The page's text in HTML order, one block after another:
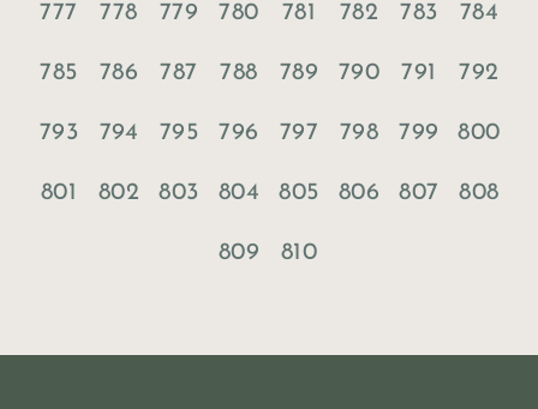
777 778 779 780 781 782 783 784
785 786 787 788 789 790 791 792
793 794 795 796 797 798 799 800
801 802 803 804 805 806 807 808
809 810